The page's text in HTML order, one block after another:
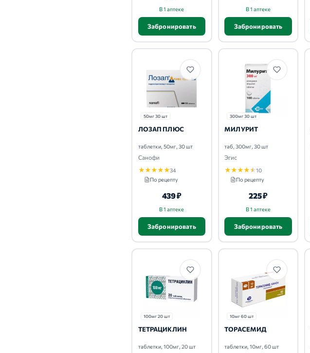
В 1 аптеке
Забронировать
В 1 аптеке
Забронировать
50мг 30 шт
ЛОЗАП ПЛЮС
таблетки, 50мг, 30 шт
Санофи
★★★★★34
По рецепту
439 ₽
В 1 аптеке
Забронировать
300мг 30 шт
МИЛУРИТ
таб, 300мг, 30 шт
Эгис
★★★★★10
По рецепту
225 ₽
В 1 аптеке
Забронировать
100мг 20 шт
ТЕТРАЦИКЛИН
таблетки, 100мг, 20 шт
10мг 60 шт
ТОРАСЕМИД
таблетки, 10мг, 60 шт